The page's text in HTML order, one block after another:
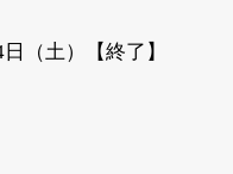
（土）【終了】